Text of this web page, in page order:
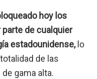
hoy los
de cualquier
estadounidense,lo
de las
gama alta.